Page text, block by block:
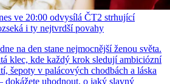
ve 20:00 odvysílá ČT2 strhující
i ty nejtvrdší povahy
na den stane nejmocnější ženou světa.
klec, kde každý krok sledují ambiciózní
šepoty v palácových chodbách a láska
dokážete uhodnout, o jaký slavný